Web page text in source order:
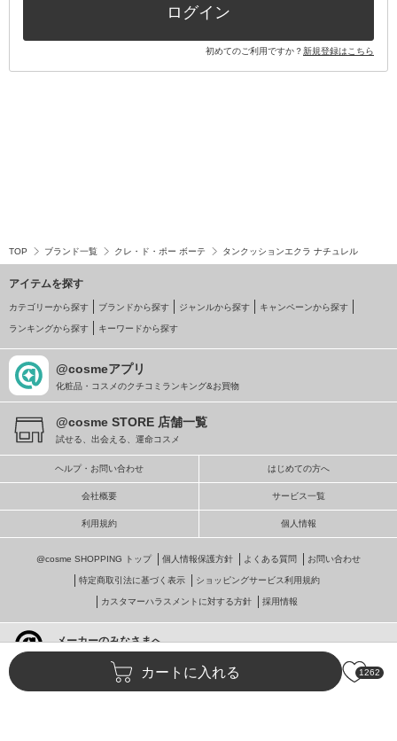
カートに入れる 1262
ログイン
初めてのご利用ですか？新規登録はこちら
TOP ブランド一覧 クレ・ド・ポー ボーテ タンクッションエクラ ナチュレル
アイテムを探す
カテゴリーから探す ブランドから探す ジャンルから探す キャンペーンから探す
ランキングから探す キーワードから探す
@cosmeアプリ
化粧品・コスメのクチコミランキング&お買物
@cosme STORE 店舗一覧
試せる、出会える、運命コスメ
ヘルプ・お問い合わせ はじめての方へ
会社概要 サービス一覧
利用規約 個人情報
@cosme SHOPPING トップ 個人情報保護方針 よくある質問 お問い合わせ
特定商取引法に基づく表示 ショッピングサービス利用規約
カスタマーハラスメントに対する方針 採用情報
メーカーのみなさまへ